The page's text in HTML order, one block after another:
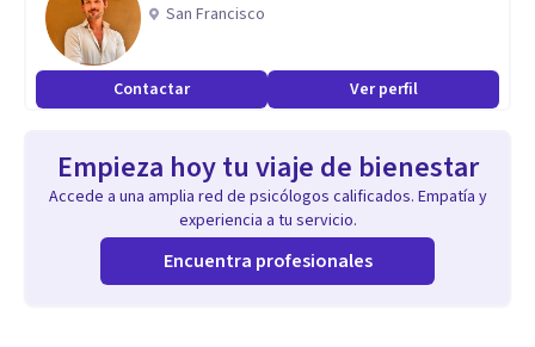
San Francisco
Contactar Ver perfil
Empieza hoy tu viaje de bienestar
Accede a una amplia red de psicólogos calificados. Empatía y
experiencia a tu servicio.
Encuentra profesionales